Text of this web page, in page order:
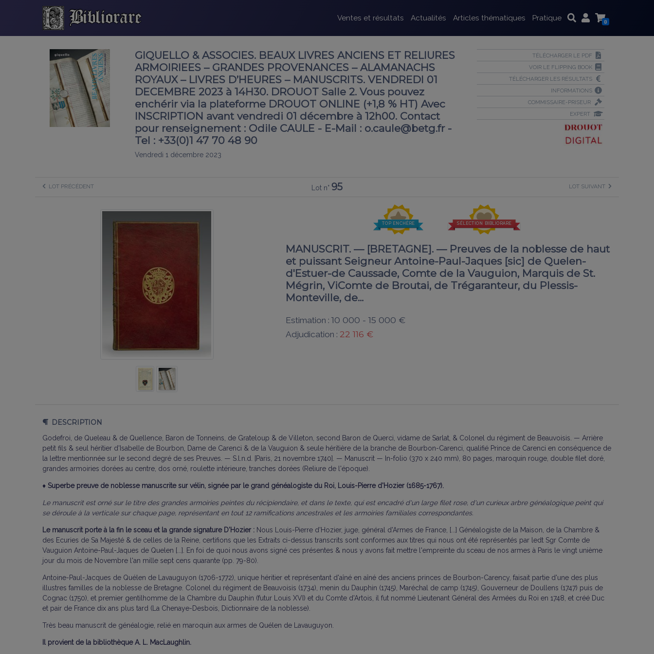
Ventes et résultats Actualités Articles thématiques Pratique 0
GIQUELLO & ASSOCIES. BEAUX LIVRES ANCIENS ET RELIURES
ARMOIRIEES – GRANDES PROVENANCES – ALAMANACHS
ROYAUX – LIVRES D’HEURES – MANUSCRITS. VENDREDI 01
DECEMBRE 2023 à 14H30. DROUOT Salle 2. Vous pouvez
enchérir via la plateforme DROUOT ONLINE (+1,8 % HT) Avec
INSCRIPTION avant vendredi 01 décembre à 12h00. Contact
pour renseignement : Odile CAULE - E-Mail : o.caule@betg.fr -
Tel : +33(0)1 47 70 48 90
Vendredi 1 décembre 2023
TÉLÉCHARGER LE PDF
VOIR LE FLIPPING BOOK
TÉLÉCHARGER LES RÉSULTATS
INFORMATIONS
COMMISSAIRE-PRISEUR
EXPERT
LOT PRÉCÉDENT Lot n° 95 LOT SUIVANT
TOP ENCHÈRE SÉLECTION BIBLIORARE
MANUSCRIT. — [BRETAGNE]. — Preuves de la noblesse de haut
et puissant Seigneur Antoine-Paul-Jaques [sic] de Quelen-
d'Estuer-de Caussade, Comte de la Vauguion, Marquis de St.
Mégrin, ViComte de Broutai, de Trégaranteur, du Plessis-
Monteville, de...
Estimation : 10 000 - 15 000 €
Adjudication : 22 116 €
DESCRIPTION
Godefroi, de Queleau & de Quellence, Baron de Tonneins, de Grateloup & de Villeton, second Baron de Querci, vidame de Sarlat, & Colonel du régiment de Beauvoisis. — Arrière
petit fils & seul héritier d'Isabelle de Bourbon, Dame de Carenci & de la Vauguion & seule héritière de la branche de Bourbon-Carenci, qualifié Prince de Carenci en conséquence de
la lettre mentionnée sur le second degré de ses Preuves. — S.l.n.d. [Paris, 21 novembre 1740]. — Manuscrit — In-folio (370 x 240 mm), 80 pages, maroquin rouge, double filet doré,
grandes armoiries dorées au centre, dos orné, roulette intérieure, tranches dorées (Reliure de l'époque).
♦ Superbe preuve de noblesse manuscrite sur vélin, signée par le grand généalogiste du Roi, Louis-Pierre d'Hozier (1685-1767).
Le manuscrit est orné sur le titre des grandes armoiries peintes du récipiendaire, et dans le texte, qui est encadré d'un large filet rose, d'un curieux arbre généalogique peint qui
se déroule à la verticale sur chaque page, représentant en tout 12 ramifications ancestrales et les armoiries familiales correspondantes.
Le manuscrit porte à la fin le sceau et la grande signature D'Hozier : Nous Louis-Pierre d'Hozier, juge, général d'Armes de France, [...] Généalogiste de la Maison, de la Chambre &
des Ecuries de Sa Majesté & de celles de la Reine, certifions que les Extraits ci-dessus transcrits sont conformes aux titres qui nous ont été représentés par ledt Sgr Comte de
Vauguion Antoine-Paul-Jaques de Quelen [...]. En foi de quoi nous avons signé ces présentes & nous y avons fait mettre l'empreinte du sceau de nos armes à Paris le vingt unième
jour du mois de Novembre l'an mille sept cens quarante (pp. 79-80).
Antoine-Paul-Jacques de Quélen de Lavauguyon (1706-1772), unique héritier et représentant d'aîné en aîné des anciens princes de Bourbon-Carency, faisait partie d'une des plus
illustres familles de la noblesse de Bretagne. Colonel du régiment de Beauvoisis (1734), menin du Dauphin (1745), Maréchal de camp (1745), Gouverneur de Doullens (1747) puis de
Cognac (1750), et premier gentilhomme de la Chambre du Dauphin (futur Louis XVI) et du Comte d'Artois, il fut nommé Lieutenant Général des Armées du Roi en 1748, et créé Duc
et pair de France dix ans plus tard (La Chenaye-Desbois, Dictionnaire de la noblesse).
Très beau manuscrit de généalogie, relié en maroquin aux armes de Quélen de Lavauguyon.
Il provient de la bibliothèque A. L. MacLaughlin.